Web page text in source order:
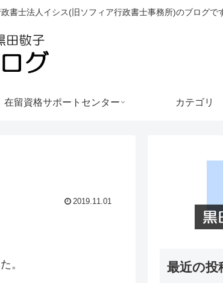
書士法人イシス(旧ソフィア行政書士事務所)のブログで
在留資格サポートセンター カテゴリ
2019.11.01
。 最近の投